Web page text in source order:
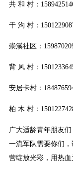
共 和 村：
干 沟 村：
崇溪社区：
背 风 村：
安居卡村：
柏 木 村：
广大适龄青年朋友
一流军队需要你们
营绽放光彩，用热血